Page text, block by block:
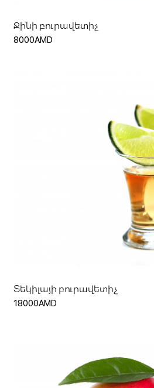
Ջինի բուրավետիչ
8000AMD
Տեկիլայի բուրավետիչ
18000AMD
Ավելացնել